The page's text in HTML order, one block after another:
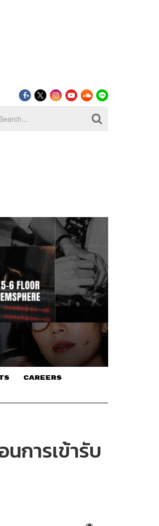
CAREERS
นการเข้ารับ